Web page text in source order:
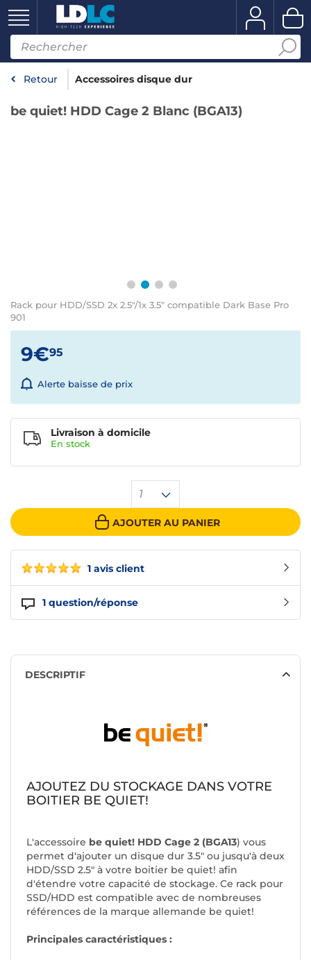
Retour Accessoires disque dur
be quiet! HDD Cage 2 Blanc (BGA13)
Rack pour HDD/SSD 2x 2.5"/1x 3.5" compatible Dark Base Pro
901
1 avis client
1 question/réponse
9€95
Alerte baisse de prix
1
AJOUTER AU PANIER
Livraison à domicile
En stock
DESCRIPTIF
AJOUTEZ DU STOCKAGE DANS VOTRE
BOITIER BE QUIET!
L'accessoire be quiet! HDD Cage 2 (BGA13) vous
permet d'ajouter un disque dur 3.5" ou jusqu'à deux
HDD/SSD 2.5" à votre boitier be quiet! afin
d'étendre votre capacité de stockage. Ce rack pour
SSD/HDD est compatible avec de nombreuses
références de la marque allemande be quiet!
Principales caractéristiques :